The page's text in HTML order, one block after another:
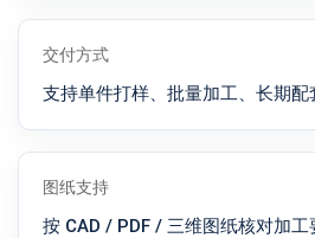
交付方式
支持单件打样、批量加工、长期配
图纸支持
按 CAD / PDF / 三维图纸核对加工